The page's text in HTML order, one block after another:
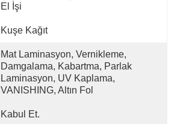
El İşi
Kuşe Kağıt
Mat Laminasyon, Vernikleme,
Damgalama, Kabartma, Parlak
Laminasyon, UV Kaplama,
VANISHING, Altın Fol
Kabul Et.